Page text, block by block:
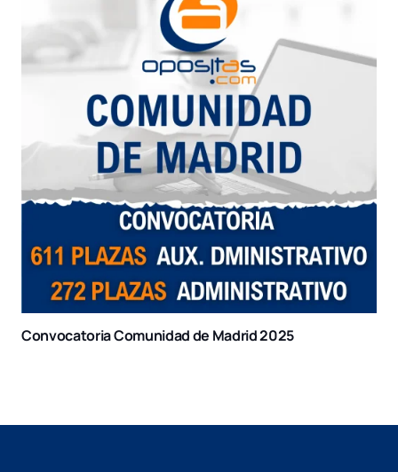
Convocatoria Comunidad de Madrid 2025